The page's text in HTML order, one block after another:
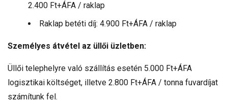
2.400 Ft+ÁFA / raklap
Raklap betéti díj: 4.900 Ft+ÁFA / raklap
Személyes átvétel az üllői üzletben:
Üllői telephelyre való szállítás esetén 5.000 Ft+ÁFA
logisztikai költséget, illetve 2.800 Ft+ÁFA / tonna fuvardíjat
számítunk fel.